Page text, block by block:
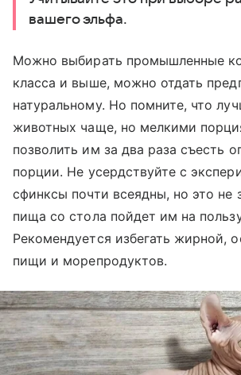
вашего эльфа.
Можно выбирать промышленные
класса и выше, можно отдать
натуральному. Но помните, что
животных чаще, но мелкими
позволить им за два раза съесть
порции. Не усердствуйте с
сфинксы почти всеядны, но это не
пища со стола пойдет им на
Рекомендуется избегать жирной,
пищи и морепродуктов.